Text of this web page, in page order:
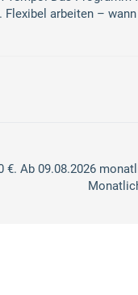
arbeiten –
€. Ab 09.08.2026